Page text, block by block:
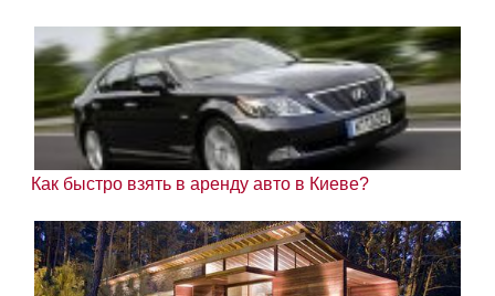
Как быстро взять в аренду авто в Киеве?